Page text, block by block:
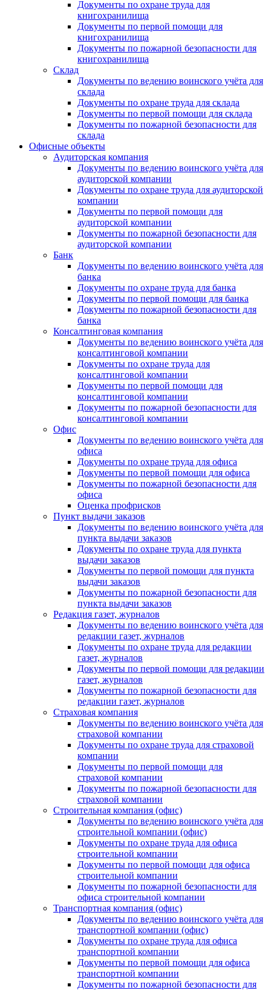
Документы по охране труда для
книгохранилища
Документы по первой помощи для
книгохранилища
Документы по пожарной безопасности для
книгохранилища
Склад
Документы по ведению воинского учёта для
склада
Документы по охране труда для склада
Документы по первой помощи для склада
Документы по пожарной безопасности для
склада
Офисные объекты
Аудиторская компания
Документы по ведению воинского учёта для
аудиторской компании
Документы по охране труда для аудиторской
компании
Документы по первой помощи для
аудиторской компании
Документы по пожарной безопасности для
аудиторской компании
Банк
Документы по ведению воинского учёта для
банка
Документы по охране труда для банка
Документы по первой помощи для банка
Документы по пожарной безопасности для
банка
Консалтинговая компания
Документы по ведению воинского учёта для
консалтинговой компании
Документы по охране труда для
консалтинговой компании
Документы по первой помощи для
консалтинговой компании
Документы по пожарной безопасности для
консалтинговой компании
Офис
Документы по ведению воинского учёта для
офиса
Документы по охране труда для офиса
Документы по первой помощи для офиса
Документы по пожарной безопасности для
офиса
Оценка профрисков
Пункт выдачи заказов
Документы по ведению воинского учёта для
пункта выдачи заказов
Документы по охране труда для пункта
выдачи заказов
Документы по первой помощи для пункта
выдачи заказов
Документы по пожарной безопасности для
пункта выдачи заказов
Редакция газет, журналов
Документы по ведению воинского учёта для
редакции газет, журналов
Документы по охране труда для редакции
газет, журналов
Документы по первой помощи для редакции
газет, журналов
Документы по пожарной безопасности для
редакции газет, журналов
Страховая компания
Документы по ведению воинского учёта для
страховой компании
Документы по охране труда для страховой
компании
Документы по первой помощи для
страховой компании
Документы по пожарной безопасности для
страховой компании
Строительная компания (офис)
Документы по ведению воинского учёта для
строительной компании (офис)
Документы по охране труда для офиса
строительной компании
Документы по первой помощи для офиса
строительной компании
Документы по пожарной безопасности для
офиса строительной компании
Транспортная компания (офис)
Документы по ведению воинского учёта для
транспортной компании (офис)
Документы по охране труда для офиса
транспортной компании
Документы по первой помощи для офиса
транспортной компании
Документы по пожарной безопасности для